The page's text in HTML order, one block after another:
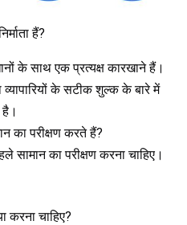
हैं?
के साथ एक प्रत्यक्ष कारखाने हैं।
के सटीक शुल्क के बारे में
का परीक्षण करते हैं?
सामान का परीक्षण करना चाहिए।
करना चाहिए?